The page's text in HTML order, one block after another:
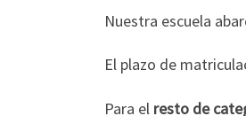
Nuestra escuela
El plazo de
Para el resto de